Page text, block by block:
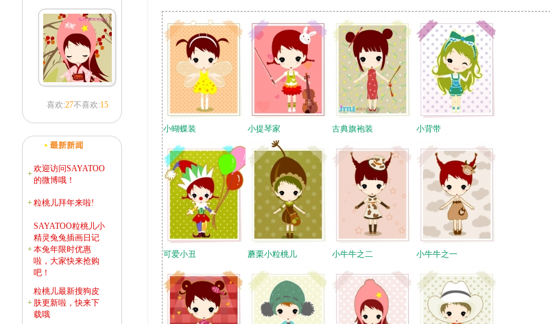
喜欢:27不喜欢:15
+
欢迎访问SAYATOO
的微博哦！
+粒桃儿拜年来啦!
+
SAYATOO粒桃儿小
精灵兔兔插画日记
本兔年限时优惠
啦，大家快来抢购
吧！
+
粒桃儿最新搜狗皮
肤更新啦，快来下
载哦
小蝴蝶装 小提琴家 古典旗袍装 小背带
可爱小丑 蘑栗小粒桃儿 小牛牛之二 小牛牛之一